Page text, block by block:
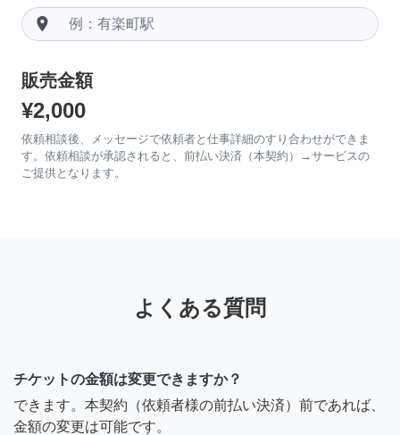
room
販売金額
¥2,000
依頼相談後、メッセージで依頼者と仕事詳細のすり合わせができま
す。依頼相談が承認されると、前払い決済（本契約）→サービスの
ご提供となります。
よくある質問
チケットの金額は変更できますか？
できます。本契約（依頼者様の前払い決済）前であれば、
金額の変更は可能です。